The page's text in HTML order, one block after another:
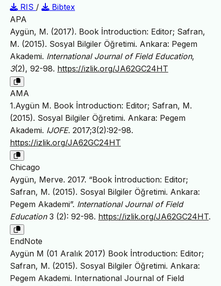
RIS /
Bibtex
APA
Aygün, M. (2017). Book İntroduction: Editor; Safran,
M. (2015). Sosyal Bilgiler Öğretimi. Ankara: Pegem
Akademi. International Journal of Field Education,
3(2), 92-98. https://izlik.org/JA62GC24HT
AMA
1.Aygün M. Book İntroduction: Editor; Safran, M.
(2015). Sosyal Bilgiler Öğretimi. Ankara: Pegem
Akademi. IJOFE. 2017;3(2):92-98.
https://izlik.org/JA62GC24HT
Chicago
Aygün, Merve. 2017. “Book İntroduction: Editor;
Safran, M. (2015). Sosyal Bilgiler Öğretimi. Ankara:
Pegem Akademi”. International Journal of Field
Education3 (2): 92-98. https://izlik.org/JA62GC24HT.
EndNote
Aygün M (01 Aralık 2017) Book İntroduction: Editor;
Safran, M. (2015). Sosyal Bilgiler Öğretimi. Ankara:
Pegem Akademi. International Journal of Field